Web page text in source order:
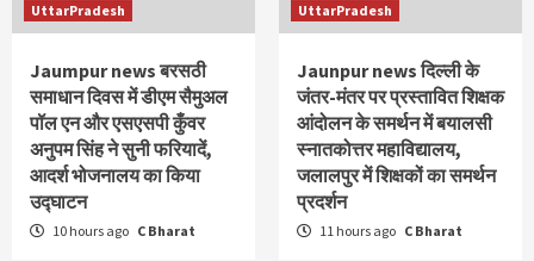
UttarPradesh
Jaumpur news बरसठी
समाधान दिवस में डीएम सैमुअल
पॉल एन और एसएसपी कुँवर
अनुपम सिंह ने सुनी फरियादें,
आदर्श भोजनालय का किया
उद्घाटन
10 hours ago C Bharat
UttarPradesh
Jaunpur news दिल्ली के
जंतर-मंतर पर प्रस्तावित शिक्षक
आंदोलन के समर्थन में बयालसी
स्नातकोत्तर महाविद्यालय,
जलालपुर में शिक्षकों का समर्थन
प्रदर्शन
11 hours ago C Bharat